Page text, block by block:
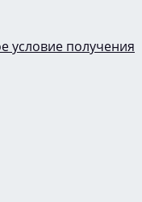
условие получения